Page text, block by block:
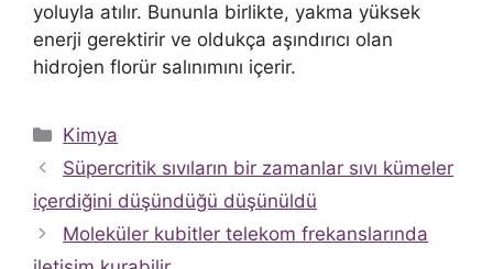
yoluyla atılır. Bununla birlikte, yakma yüksek
enerji gerektirir ve oldukça aşındırıcı olan
hidrojen florür salınımını içerir.
Kategoriler
Kimya
Süpercritik sıvıların bir zamanlar sıvı kümeler
içerdiğini düşündüğü düşünüldü
Moleküler kubitler telekom frekanslarında